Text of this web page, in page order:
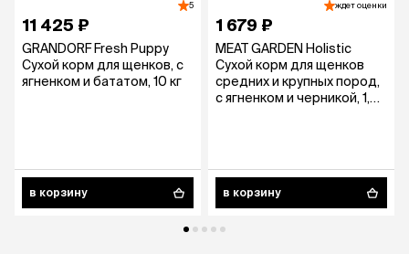
5
11 425 ₽
GRANDORF Fresh Puppy
Сухой корм для щенков, с
ягненком и бататом, 10 кг
в корзину
ждет оценки
1 679 ₽
MEAT GARDEN Holistic
Сухой корм для щенков
средних и крупных пород,
с ягненком и черникой, 1,5
в корзину